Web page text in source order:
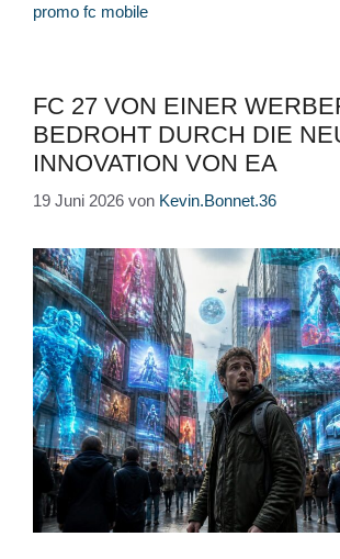
promo fc mobile
FC 27 VON EINER
BEDROHT DURCH DIE
INNOVATION VON EA
19 Juni 2026 von Kevin.Bonnet.36